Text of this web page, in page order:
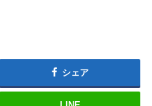
シェア